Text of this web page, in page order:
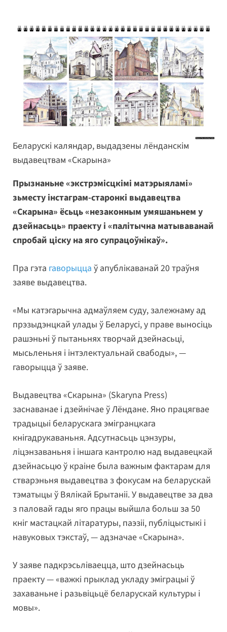
Беларускі каляндар, выдадзены лёнданскім
выдавецтвам «Скарына»
Прызнаньне «экстрэмісцкімі матэрыяламі»
зьместу інстаграм-старонкі выдавецтва
«Скарына» ёсьць «незаконным умяшаньнем у
дзейнасьць» праекту і «палітычна матываванай
спробай ціску на яго супрацоўнікаў».
Пра гэта гаворыцца ў апублікаванай 20 траўня
заяве выдавецтва.
«Мы катэгарычна адмаўляем суду, залежнаму ад
прэзыдэнцкай улады ў Беларусі, у праве выносіць
рашэньні ў пытаньнях творчай дзейнасьці,
мысьленьня і інтэлектуальнай свабоды», —
гаворыцца ў заяве.
Выдавецтва «Скарына» (Skaryna Press)
заснаванае і дзейнічае ў Лёндане. Яно працягвае
традыцыі беларускага эмігранцкага
кнігадрукаваньня. Адсутнасьць цэнзуры,
ліцэнзаваньня і іншага кантролю над выдавецкай
дзейнасьцю ў краіне была важным фактарам для
стварэньня выдавецтва з фокусам на беларускай
тэматыцы ў Вялікай Брытаніі. У выдавецтве за два
з паловай гады яго працы выйшла больш за 50
кніг мастацкай літаратуры, паэзіі, публіцыстыкі і
навуковых тэкстаў, — адзначае «Скарына».
У заяве падкрэсьліваецца, што дзейнасьць
праекту — «важкі прыклад укладу эміграцыі ў
захаваньне і разьвіцьцё беларускай культуры і
мовы».